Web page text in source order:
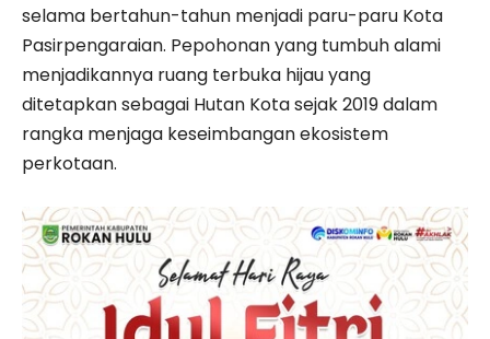
selama bertahun-tahun menjadi paru-paru Kota
Pasirpengaraian. Pepohonan yang tumbuh alami
menjadikannya ruang terbuka hijau yang
ditetapkan sebagai Hutan Kota sejak 2019 dalam
rangka menjaga keseimbangan ekosistem
perkotaan.